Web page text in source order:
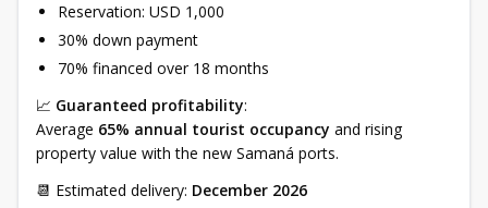
Reservation: USD 1,000
30% down payment
70% financed over 18 months
📈 Guaranteed profitability:
Average 65% annual tourist occupancy and rising
property value with the new Samaná ports.
📆 Estimated delivery: December 2026